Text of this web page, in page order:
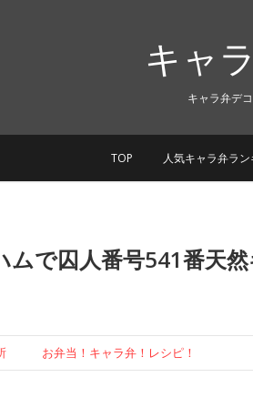
キャ
キャラ弁デ
TOP 人気キャラ弁ラ
ムで囚人番号541番天
お弁当！キャラ弁！レシピ！